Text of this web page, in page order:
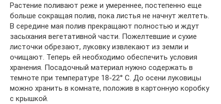
Растение поливают реже и умереннее, постепенно еще
больше сокращая полив, пока листья не начнут желтеть.
В середине мая полив прекращают полностью и ждут
засыхания вегетативной части. Пожелтевшие и сухие
листочки обрезают, луковку извлекают из земли и
очищают. Теперь ей необходимо обеспечить условия
хранения. Посадочный материал нужно содержать в
темноте при температуре 18-22° C. До осени луковицы
можно хранить в комнате, положив в картонную коробку
с крышкой.